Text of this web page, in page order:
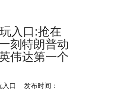
入口:抢在
刻特朗普动
伟达第一个
入口
发布时间：